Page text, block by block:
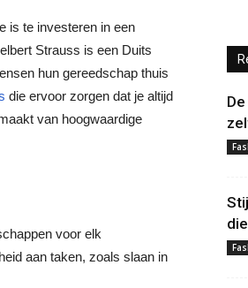
is te investeren in een
Strauss is een Duits
hun gereedschap thuis
die ervoor zorgen dat je altijd
van hoogwaardige
voor elk
aan taken, zoals slaan in